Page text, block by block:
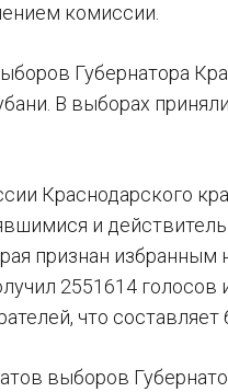
комиссии.
Губернатора
В выборах
Краснодарского
и
признан
2551614
что
выборов